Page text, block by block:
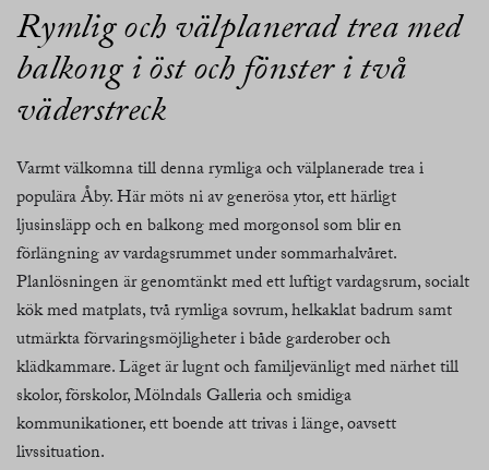
Rymlig och välplanerad trea med
balkong i öst och fönster i två
väderstreck
Varmt välkomna till denna rymliga och välplanerade trea i
populära Åby. Här möts ni av generösa ytor, ett härligt
ljusinsläpp och en balkong med morgonsol som blir en
förlängning av vardagsrummet under sommarhalvåret.
Planlösningen är genomtänkt med ett luftigt vardagsrum, socialt
kök med matplats, två rymliga sovrum, helkaklat badrum samt
utmärkta förvaringsmöjligheter i både garderober och
klädkammare. Läget är lugnt och familjevänligt med närhet till
skolor, förskolor, Mölndals Galleria och smidiga
kommunikationer, ett boende att trivas i länge, oavsett
livssituation.